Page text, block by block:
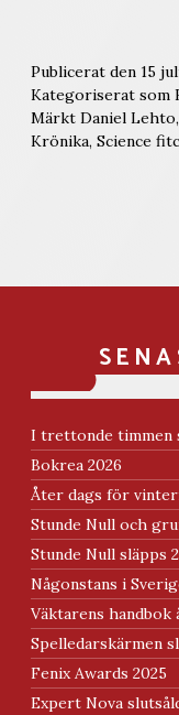
Publicerat den 15
Kategoriserat som
Märkt Daniel Lehto,
Krönika, Science
I trettonde timmen
Bokrea 2026
Åter dags för
Stunde Null och
Stunde Null släpps
Någonstans i
Väktarens
Spelledarskärmen
Fenix Awards 2025
Expert Nova